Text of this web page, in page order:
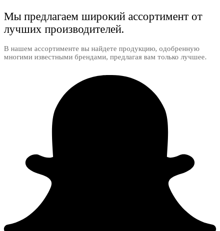
Мы предлагаем широкий ассортимент от
лучших производителей.
В нашем ассортименте вы найдете продукцию, одобренную
многими известными брендами, предлагая вам только лучшее.